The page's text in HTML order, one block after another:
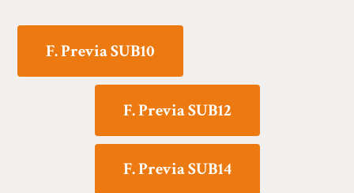
F. Previa SUB10
F. Previa SUB12
F. Previa SUB14